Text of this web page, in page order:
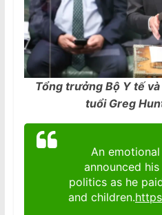
Tổng trưởng Bộ Y tế
tuổi Greg
An
announced
politics as he
and children.